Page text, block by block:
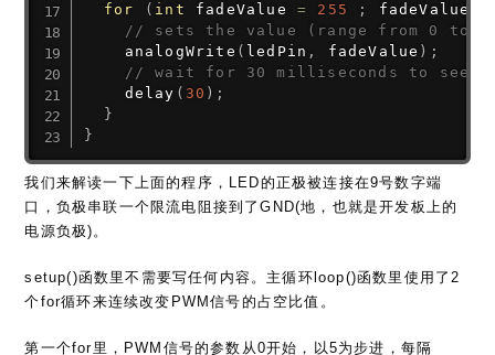
for
( int fadeValue = 255 ; fadeValue
// sets the value (range from 0 to
analogWrite ( ledPin , fadeValue ) ;
// wait for 30 milliseconds to see
delay ( 30 ) ;
}
}
我们来解读一下上面的程序，LED的正极被连接在9号数字端
口，负极串联一个限流电阻接到了GND(地，也就是开发板上的
电源负极)。
setup()函数里不需要写任何内容。主循环loop()函数里使用了2
个for循环来连续改变PWM信号的占空比值。
第一个for里，PWM信号的参数从0开始，以5为步进，每隔